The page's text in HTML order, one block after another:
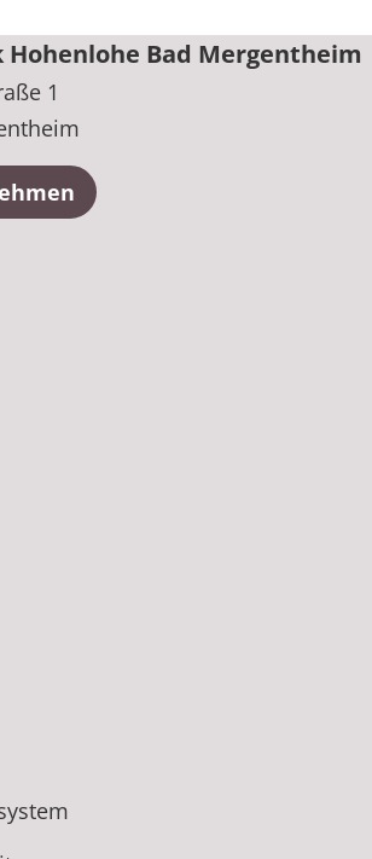
Hohenlohe Bad Mergentheim
1